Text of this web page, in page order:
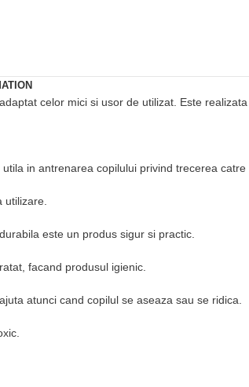
celor mici si usor de utilizat. Este
in antrenarea copilului privind trecerea catre
utilizare.
este un produs sigur si practic.
facand produsul igienic.
atunci cand copilul se aseaza sau se ridica.